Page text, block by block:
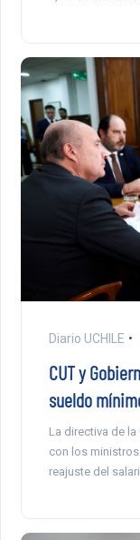
Diario UCHILE
CUT y
sueldo
La directiva de
con los
reajuste del